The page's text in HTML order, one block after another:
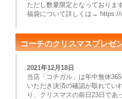
ただし数量限定となっておりま
福袋について詳しくは→ https://
コーチのクリスマスプレゼ
2021年12月18日
当店「コチガル」は年中無休
いただき決済の確認が取れてい
り、クリスマスの前日23日であ